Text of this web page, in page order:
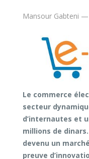
Mansour Gabteni —
Le commerce
secteur
d’internautes et
millions de
devenu un
preuve